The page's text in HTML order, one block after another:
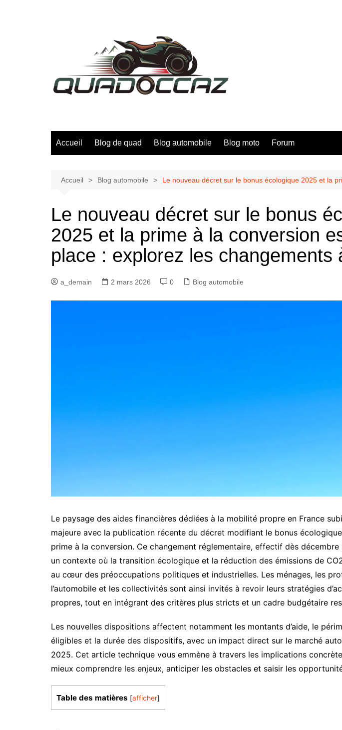
Accueil Blog de quad Blog automobile Blog moto Forum
Accueil Blog automobile Le nouveau décret sur le bonus écologique 2025 et la
Le nouveau décret sur le bonus
2025 et la prime à la conversion
place : explorez les changements
a_demain 2 mars 2026 0 Blog automobile
Le paysage des aides financières dédiées à la mobilité propre en France
majeure avec la publication récente du décret modifiant le bonus
prime à la conversion. Ce changement réglementaire, effectif dès
un contexte où la transition écologique et la réduction des émissions de
au cœur des préoccupations politiques et industrielles. Les ménages, les
l’automobile et les collectivités sont ainsi invités à revoir leurs stratégies
propres, tout en intégrant des critères plus stricts et un cadre budgétaire
Les nouvelles dispositions affectent notamment les montants d’aide, le
éligibles et la durée des dispositifs, avec un impact direct sur le marché
2025. Cet article technique vous emmène à travers les implications
mieux comprendre les enjeux, anticiper les obstacles et saisir les
Table des matières [afficher]